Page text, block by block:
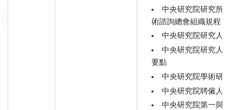
中央研究院研究所
術諮詢總會組織規程
中央研究院研究人
中央研究院研究人
要點
中央研究院學術研
中央研究院聘僱人
中央研究院第一與